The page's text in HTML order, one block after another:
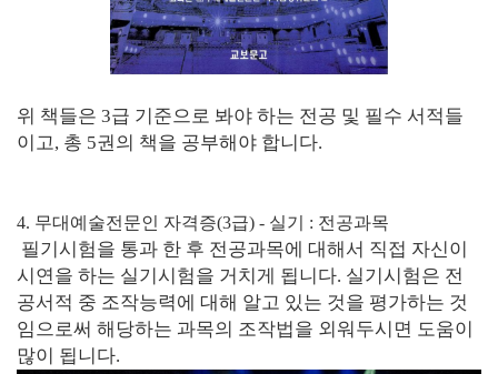
위 책들은 3급 기준으로 봐야 하는 전공 및 필수 서적들
이고, 총 5권의 책을 공부해야 합니다.
4. 무대예술전문인 자격증(3급) - 실기 : 전공과목
필기시험을 통과 한 후 전공과목에 대해서 직접 자신이
시연을 하는 실기시험을 거치게 됩니다. 실기시험은 전
공서적 중 조작능력에 대해 알고 있는 것을 평가하는 것
임으로써 해당하는 과목의 조작법을 외워두시면 도움이
많이 됩니다.